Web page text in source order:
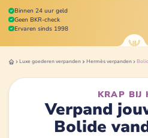
Binnen 24 uur geld
Geen BKR-check
Ervaren sinds 1998
Luxe goederen verpanden Hermèsverpanden
KRAP BIJ
Verpand
Bolide